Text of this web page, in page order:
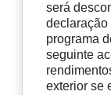
será
declaração
programa
seguinte
exterior se